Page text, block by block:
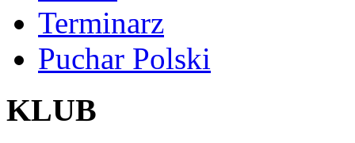
Terminarz
Puchar Polski
KLUB